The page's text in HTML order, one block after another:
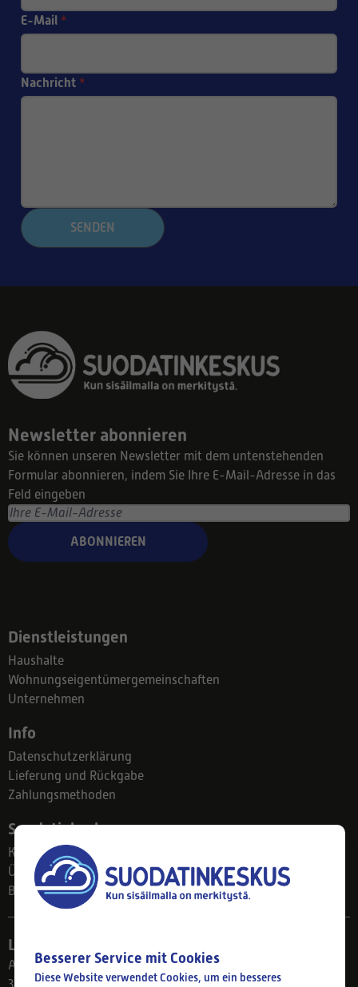
E-Mail *
Nachricht *
SENDEN
Newsletter abonnieren
Sie können unseren Newsletter mit dem untenstehenden
Formular abonnieren, indem Sie Ihre E-Mail-Adresse in das
Feld eingeben
ABONNIEREN
Dienstleistungen
Haushalte
Wohnungseigentümergemeinschaften
Unternehmen
Info
Datenschutzerklärung
Lieferung und Rückgabe
Zahlungsmethoden
Suodatinkeskus
Kontakt
Über uns
Blog
Ladengeschäft
Ahlmanintie 61
Besserer Service mit Cookies
Diese Website verwendet Cookies, um ein besseres